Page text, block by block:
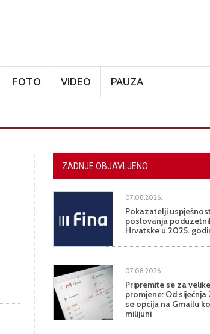
FOTO VIDEO PAUZA
ZADNJE OBJAVLJENO
07.08.2026.
Pokazatelji
poslovanja
Hrvatske u 2025.
07.08.2026.
Pripremite se za velike
promjene: Od siječnja
se opcija na Gmailu
milijuni